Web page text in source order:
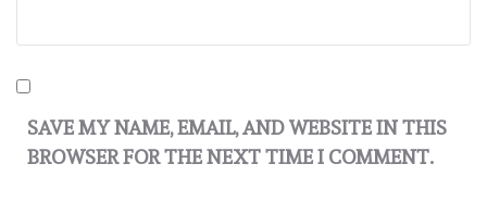
SAVE MY NAME, EMAIL, AND WEBSITE IN THIS
BROWSER FOR THE NEXT TIME I COMMENT.